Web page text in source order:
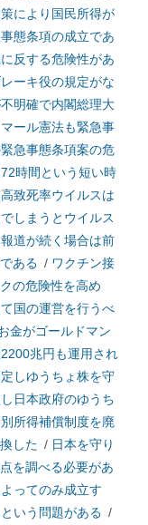
により国民所得が
態条項の成立であ
反する危険性があ
ーキ役の規定がな
明確で内閣総理大
ール憲法も緊急事
急事態条項案の危
時間という短い時
致死率ウイルスは
しまうとウイルス
道が続く場合は前
ある / ワクチン接
の危険性を高め
国の運営を行うべ
金がゴールドマン
兆円も運用され
しゆうちょ株を守
日本政府のゆうち
所得補償制度を廃
した / 日本を守り
を調べる必要があ
ってのみ成立す
いう問題がある /